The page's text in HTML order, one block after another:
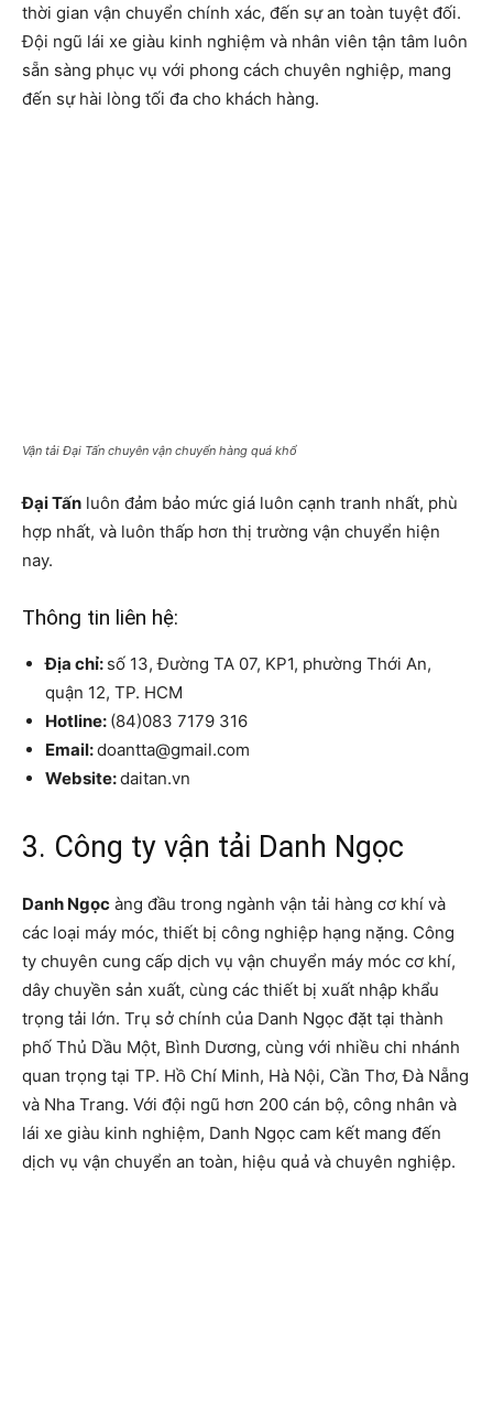
thời gian vận chuyển chính xác, đến sự an toàn tuyệt đối.
Đội ngũ lái xe giàu kinh nghiệm và nhân viên tận tâm luôn
sẵn sàng phục vụ với phong cách chuyên nghiệp, mang
đến sự hài lòng tối đa cho khách hàng.
Vận tải Đại Tấn chuyên vận chuyển hàng quá khổ
Đại Tấn luôn đảm bảo mức giá luôn cạnh tranh nhất, phù
hợp nhất, và luôn thấp hơn thị trường vận chuyển hiện
nay.
Thông tin liên hệ:
Địa chỉ: số 13, Đường TA 07, KP1, phường Thới An,
quận 12, TP. HCM
Hotline: (84)083 7179 316
Email:doantta@gmail.com
Website:daitan.vn
3. Công ty vận tải Danh Ngọc
Danh Ngọc àng đầu trong ngành vận tải hàng cơ khí và
các loại máy móc, thiết bị công nghiệp hạng nặng. Công
ty chuyên cung cấp dịch vụ vận chuyển máy móc cơ khí,
dây chuyền sản xuất, cùng các thiết bị xuất nhập khẩu
trọng tải lớn. Trụ sở chính của Danh Ngọc đặt tại thành
phố Thủ Dầu Một, Bình Dương, cùng với nhiều chi nhánh
quan trọng tại TP. Hồ Chí Minh, Hà Nội, Cần Thơ, Đà Nẵng
và Nha Trang. Với đội ngũ hơn 200 cán bộ, công nhân và
lái xe giàu kinh nghiệm, Danh Ngọc cam kết mang đến
dịch vụ vận chuyển an toàn, hiệu quả và chuyên nghiệp.